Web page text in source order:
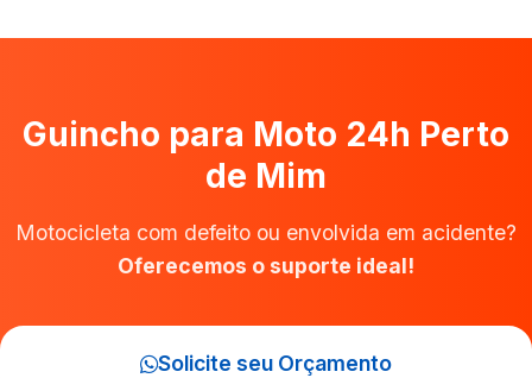
Guincho para Moto 24h Perto
de Mim
Motocicleta com defeito ou envolvida em acidente?
Oferecemos o suporte ideal!
Solicite seu Orçamento